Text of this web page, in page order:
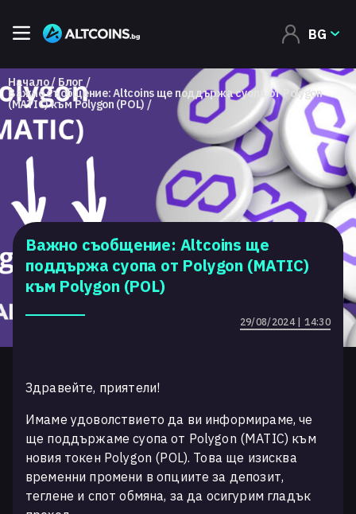
BG
Начало Блог
Важно съобщение: Altcoins ще поддържа суопа от Polygon
(MATIC) към Polygon (POL)
Важно съобщение: Altcoins ще
поддържа суопа от Polygon (MATIC)
към Polygon (POL)
29/08/2024 | 14:30
Здравейте, приятели!
Имаме удоволствието да ви информираме, че
ще поддържаме суопа от Polygon (MATIC) към
новия токен Polygon (POL). Това ще изисква
временни промени в опциите за депозит,
теглене и спот обмяна, за да осигурим гладък